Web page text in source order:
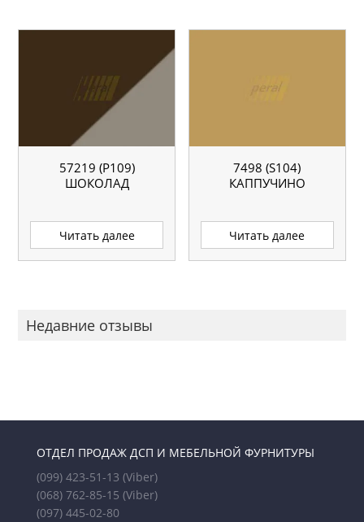
57219 (P109)
ШОКОЛАД
Читать далее
7498 (S104)
КАППУЧИНО
Читать далее
Недавние отзывы
ОТДЕЛ ПРОДАЖ ДСП И МЕБЕЛЬНОЙ ФУРНИТУРЫ
(099) 423-51-13 (Viber)
(068) 762-85-15 (Viber)
(097) 445-02-80